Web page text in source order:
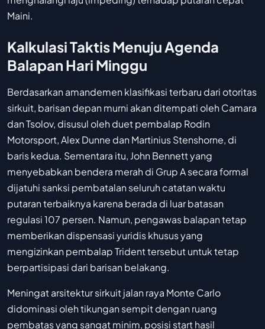
Maini.
Kalkulasi Taktis Menuju Agenda
Balapan Hari Minggu
Berdasarkan amandemen klasifikasi terbaru dari otoritas
sirkuit, barisan depan murni akan ditempati oleh Camara
dan Tsolov, disusul oleh duet pembalap Rodin
Motorsport, Alex Dunne dan Martinius Stenshorne, di
baris kedua. Sementara itu, John Bennett yang
menyebabkan bendera merah di Grup A secara formal
dijatuhi sanksi pembatalan seluruh catatan waktu
putaran terbaiknya karena berada di luar batasan
regulasi 107 persen. Namun, pengawas balapan tetap
memberikan dispensasi yuridis khusus yang
mengizinkan pembalap Trident tersebut untuk tetap
berpartisipasi dari barisan belakang.
Meningat arsitektur sirkuit jalan raya Monte Carlo
didominasi oleh tikungan sempit dengan ruang
pembatas yang sangat minim, posisi start hasil